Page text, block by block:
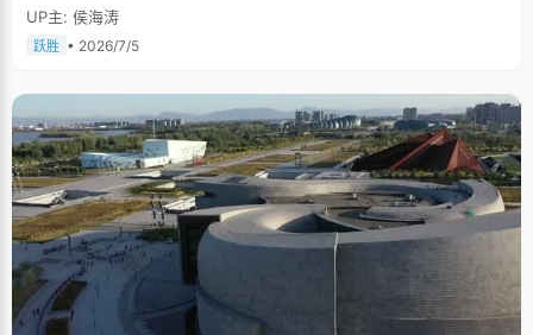
UP主: 侯海涛
跃胜 • 2026/7/5